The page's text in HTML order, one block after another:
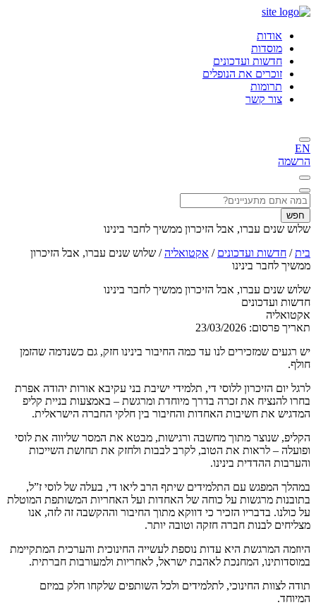
אודות
מוסדות
חדשות ועדכונים
זוכרים את הנופלים
תרומות
צור קשר
EN
הרשמה
חפש
שלוש שנים עברו, אבל הזיכרון ממשיך לחבר בינינו
בית/ חדשות ועדכונים / אקטואליה/ שלוש שנים עברו, אבל הזיכרון
ממשיך לחבר בינינו
שלוש שנים עברו, אבל הזיכרון ממשיך לחבר בינינו
חדשות ועדכונים
אקטואליה
תאריך פרסום:
יש רגעים שמזכירים לנו עד כמה החיבור בינינו חזק, גם כשנדמה שהזמן
חולף.
לרגל יום הזיכרון ללוסי די, תלמידי ישיבת בני עקיבא אורות יהודה אפרת
בחרו להנציח את זכרה בדרך מיוחדת ומרגשת – באמצעות בניית קליפ
המדגיש את חשיבות האחדות והחיבור בין חלקי החברה הישראלית.
הקליפ, שנוצר מתוך מחשבה ורגישות, מבטא את המסר שליווה את לוסי
ופועלה – לראות את הטוב, לקרב לבבות ולחזק את תחושת השייכות
והערבות ההדדית בינינו.
במהלך המפגש עם התלמידים שיתף הרב ליאו די, בעלה של לוסי ז”ל,
בתובנות מרגשות על כוחה של האחדות ועל האחריות המשותפת המוטלת
על כולנו. בדבריו הזכיר כי דווקא מתוך החיבור וההקשבה זה לזה, אנו
מצליחים לבנות חברה חזקה וטובה יותר.
היוזמה המרגשת היא עדות נוספת לעשייה החינוכית והערכית המתקיימת
במוסדותינו, המחנכת לאהבת ישראל, לאחריות ולמעורבות חברתית.
תודה לצוות החינוכי, לתלמידים ולכל השותפים שלקחו חלק במיזם
המיוחד.